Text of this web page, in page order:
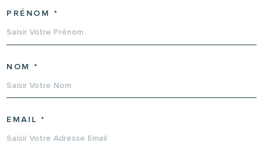
PRÉNOM *
NOM *
EMAIL *